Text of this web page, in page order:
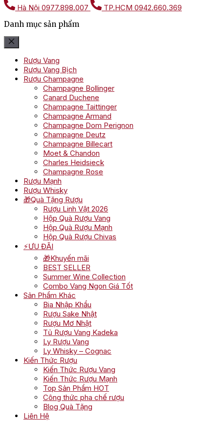
Hà Nội 0977.898.007 TP.HCM 0942.660.369
Danh mục sản phẩm
Rượu Vang
Rượu Vang Bịch
Rượu Champagne
Champagne Bollinger
Canard Duchene
Champagne Taittinger
Champagne Armand
Champagne Dom Perignon
Champagne Deutz
Champagne Billecart
Moet & Chandon
Charles Heidsieck
Champagne Rose
Rượu Mạnh
Rượu Whisky
🎁Quà Tặng Rượu
Rượu Linh Vật 2026
Hộp Quà Rượu Vang
Hộp Quà Rượu Mạnh
Hộp Quà Rượu Chivas
⚡ƯU ĐÃI
🎁Khuyến mãi
BEST SELLER
Summer Wine Collection
Combo Vang Ngon Giá Tốt
Sản Phẩm Khác
Bia Nhập Khẩu
Rượu Sake Nhật
Rượu Mơ Nhật
Tủ Rượu Vang Kadeka
Ly Rượu Vang
Ly Whisky – Cognac
Kiến Thức Rượu
Kiến Thức Rượu Vang
Kiến Thức Rượu Mạnh
Top Sản Phẩm HOT
Công thức pha chế rượu
Blog Quà Tặng
Liên Hệ